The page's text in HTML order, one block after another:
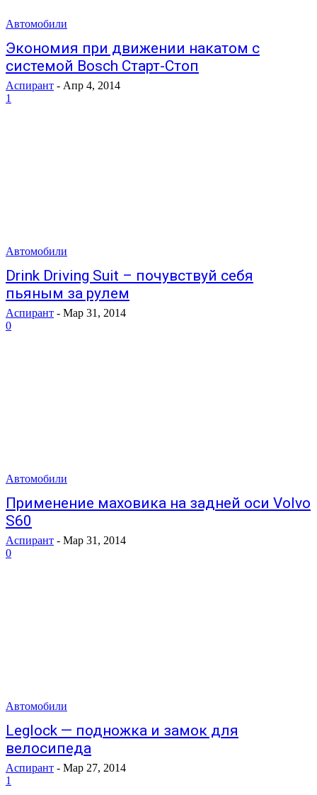
Автомобили
Экономия при движении накатом с
системой Bosch Старт-Стоп
Аспирант - Апр 4, 2014
1
Автомобили
Drink Driving Suit – почувствуй себя
пьяным за рулем
Аспирант - Мар 31, 2014
0
Автомобили
Применение маховика на задней оси Volvo
S60
Аспирант - Мар 31, 2014
0
Автомобили
Leglock — подножка и замок для
велосипеда
Аспирант - Мар 27, 2014
1